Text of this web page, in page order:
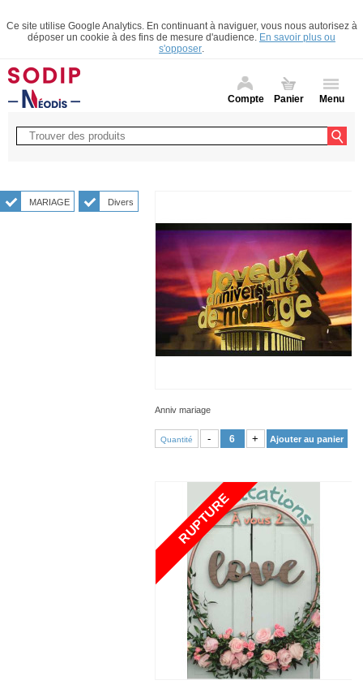
Ce site utilise Google Analytics. En continuant à naviguer, vous nous autorisez à
déposer un cookie à des fins de mesure d'audience. En savoir plus ou
s'opposer.
Compte Panier Menu
MARIAGE Divers
Anniv mariage
Quantité - + Ajouter au panier
RUPTURE